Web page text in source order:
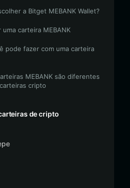
a Bitget MEBANK Wallet?
uma carteira MEBANK
pode fazer com uma carteira
MEBANK são diferentes
cripto
de cripto